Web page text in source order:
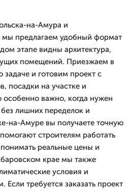
на-Амура и
предлагаем удобный формат
этапе видны архитектура,
помещений. Приезжаем в
и готовим проект с
посадки на участке и
особенно важно, когда нужен
лишних переделок и
на-Амуре вы получаете точную
строителям работать
понимать реальные цены и
крае мы также
условия и
Если требуется заказать проект